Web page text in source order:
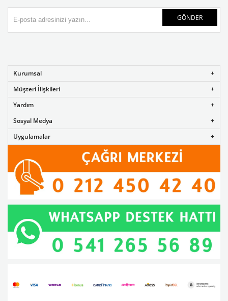
GÖNDER
Kurumsal
Müşteri İlişkileri
Yardım
Sosyal Medya
Uygulamalar